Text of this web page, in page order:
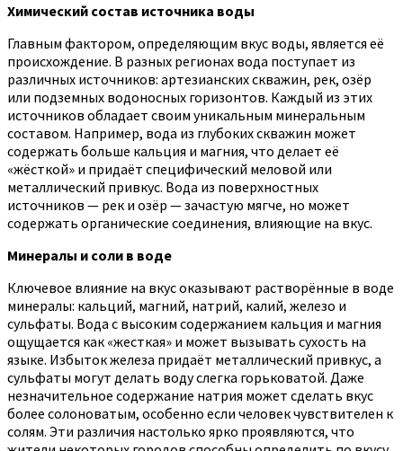
Химический состав источника воды
Главным фактором, определяющим вкус воды, является её
происхождение. В разных регионах вода поступает из
различных источников: артезианских скважин, рек, озёр
или подземных водоносных горизонтов. Каждый из этих
источников обладает своим уникальным минеральным
составом. Например, вода из глубоких скважин может
содержать больше кальция и магния, что делает её
«жёсткой» и придаёт специфический меловой или
металлический привкус. Вода из поверхностных
источников — рек и озёр — зачастую мягче, но может
содержать органические соединения, влияющие на вкус.
Минералы и соли в воде
Ключевое влияние на вкус оказывают растворённые в воде
минералы: кальций, магний, натрий, калий, железо и
сульфаты. Вода с высоким содержанием кальция и магния
ощущается как «жесткая» и может вызывать сухость на
языке. Избыток железа придаёт металлический привкус, а
сульфаты могут делать воду слегка горьковатой. Даже
незначительное содержание натрия может сделать вкус
более солоноватым, особенно если человек чувствителен к
солям. Эти различия настолько ярко проявляются, что